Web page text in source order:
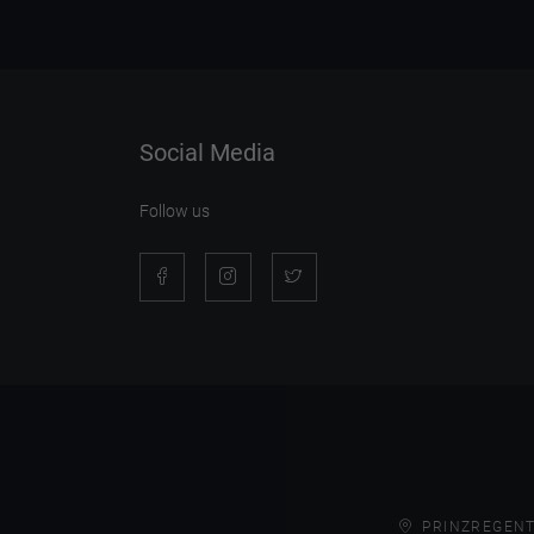
Social Media
Follow us